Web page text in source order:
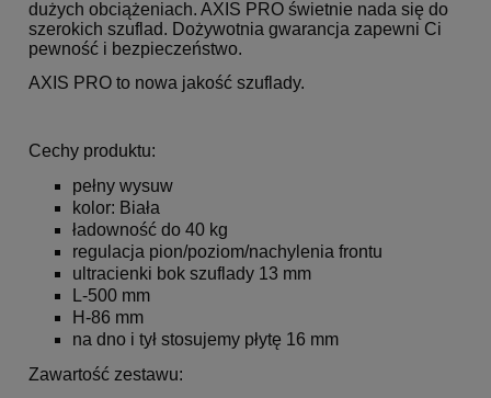
dużych obciążeniach. AXIS PRO świetnie nada się do
szerokich szuflad. Dożywotnia gwarancja zapewni Ci
pewność i bezpieczeństwo.
AXIS PRO to nowa jakość szuflady.
Cechy produktu:
pełny wysuw
kolor: Biała
ładowność do 40 kg
regulacja pion/poziom/nachylenia frontu
ultracienki bok szuflady 13 mm
L-500 mm
H-86 mm
na dno i tył stosujemy płytę 16 mm
Zawartość zestawu: